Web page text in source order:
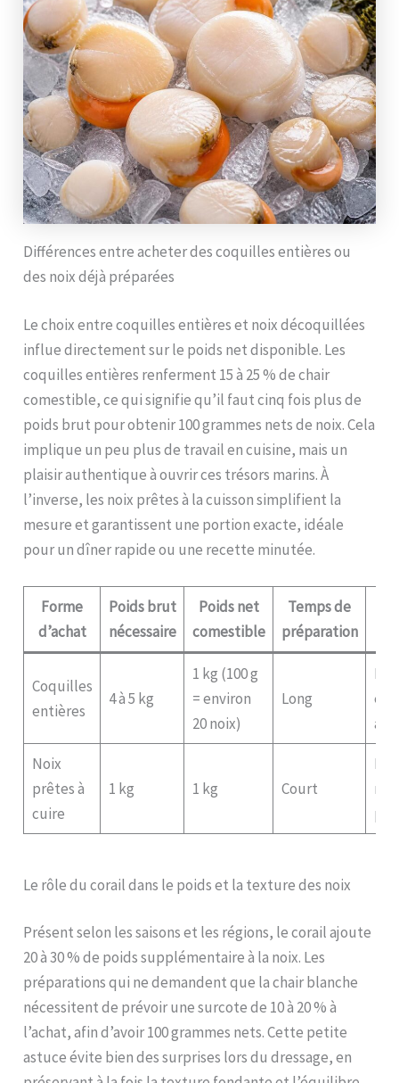
Différences entre acheter des coquilles entières ou
des noix déjà préparées
Le choix entre coquilles entières et noix décoquillées
influe directement sur le poids net disponible. Les
coquilles entières renferment 15 à 25 % de chair
comestible, ce qui signifie qu’il faut cinq fois plus de
poids brut pour obtenir 100 grammes nets de noix. Cela
implique un peu plus de travail en cuisine, mais un
plaisir authentique à ouvrir ces trésors marins. À
l’inverse, les noix prêtes à la cuisson simplifient la
mesure et garantissent une portion exacte, idéale
pour un dîner rapide ou une recette minutée.
Forme
d’achat
Poids brut
nécessaire
Poids net
comestible
Temps de
préparation
Coquilles
entières
4 à 5 kg
1 kg (100 g
= environ
20 noix)
Long
au
Noix
prêtes à
cuire
1 kg 1 kg Court
Le rôle du corail dans le poids et la texture des noix
Présent selon les saisons et les régions, le corail ajoute
20 à 30 % de poids supplémentaire à la noix. Les
préparations qui ne demandent que la chair blanche
nécessitent de prévoir une surcote de 10 à 20 % à
l’achat, afin d’avoir 100 grammes nets. Cette petite
astuce évite bien des surprises lors du dressage, en